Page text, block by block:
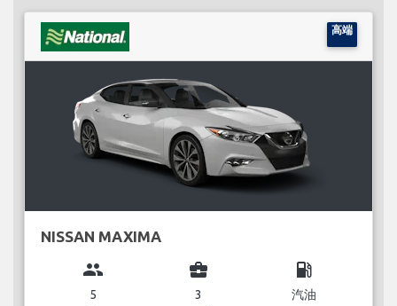
高端
NISSAN MAXIMA
group
5
business_center
3
local_gas_station
汽油